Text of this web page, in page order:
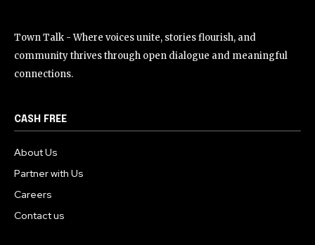
Town Talk - Where voices unite, stories flourish, and
community thrives through open dialogue and meaningful
connections.
CASH FREE
About Us
Partner with Us
Careers
Contact us